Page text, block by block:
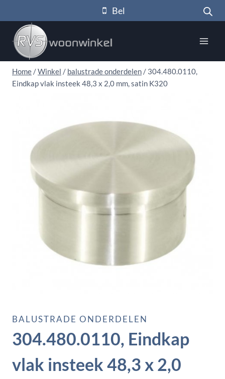
naar
inhoud
Bel
Home /Winkel / balustrade onderdelen / 304.480.0110,
Eindkap vlak insteek 48,3 x 2,0 mm, satin K320
BALUSTRADE ONDERDELEN
304.480.0110, Eindkap
vlak insteek 48,3 x 2,0